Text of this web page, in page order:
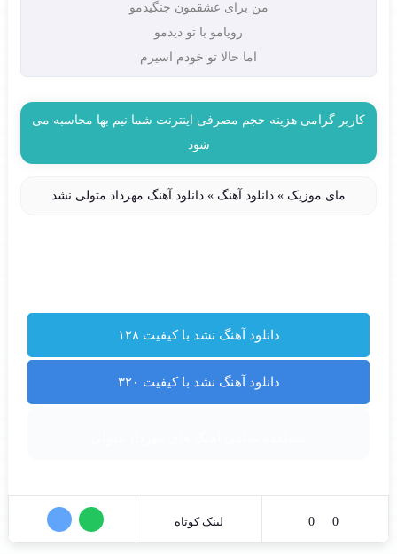
من برای عشقمون جنگیدمو
رویامو با تو دیدمو
اما حالا تو خودم اسیرم
کاربر گرامی هزینه حجم مصرفی اینترنت شما نیم بها محاسبه می
شود
مای موزیک » دانلود آهنگ » دانلود آهنگ مهرداد متولی نشد
دانلود آهنگ نشد با کیفیت ۱۲۸
دانلود آهنگ نشد با کیفیت ۳۲۰
0
0 لینک کوتاه